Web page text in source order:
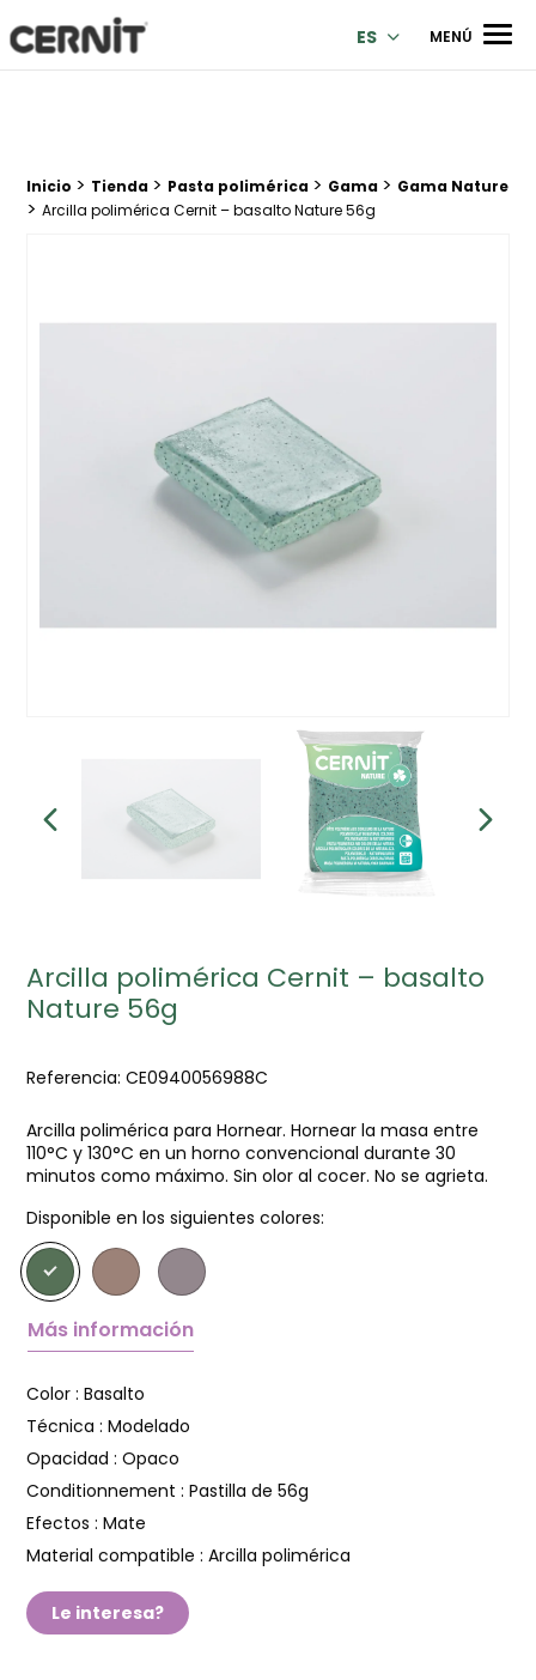
Cernit Une qualité haut de gamme pour des créations
ES MENÚ
Breadcrumb trail:
Inicio > Tienda > Pasta polimérica > Gama > Gama Nature
> Arcilla polimérica Cernit – basalto Nature 56g
Arcilla polimérica Cernit – basalto
Nature 56g
Referencia: CE0940056988C
Arcilla polimérica para Hornear. Hornear la masa entre
110°C y 130°C en un horno convencional durante 30
minutos como máximo. Sin olor al cocer. No se agrieta.
Disponible en los siguientes colores:
Más información
Color : Basalto
Técnica : Modelado
Opacidad : Opaco
Conditionnement : Pastilla de 56g
Efectos : Mate
Material compatible : Arcilla polimérica
Le interesa?